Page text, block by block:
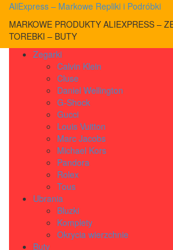
AliExpress – Markowe Repliki i Podróbki
MARKOWE PRODUKTY ALIEXPRESS –
TOREBKI – BUTY
Zegarki
Calvin Klein
Cluse
Daniel Wellington
G-Shock
Gucci
Louis Vuitton
Marc Jacobs
Michael Kors
Pandora
Rolex
Tous
Ubrania
Bluzki
Komplety
Okrycia wierzchnie
Buty